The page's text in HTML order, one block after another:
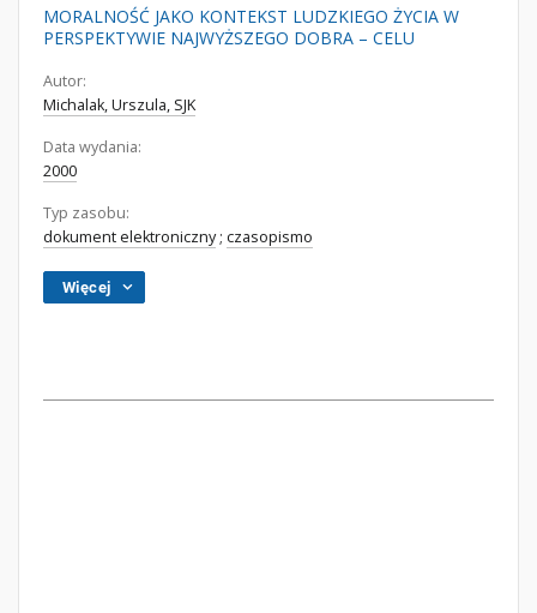
MORALNOŚĆ JAKO KONTEKST LUDZKIEGO ŻYCIA W
PERSPEKTYWIE NAJWYŻSZEGO DOBRA – CELU
Autor:
Michalak, Urszula, SJK
Data wydania:
2000
Typ zasobu:
dokument elektroniczny; czasopismo
Więcej